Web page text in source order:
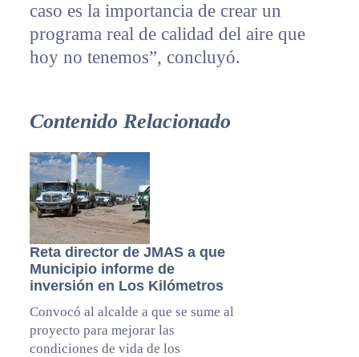
caso es la importancia de crear un
programa real de calidad del aire que
hoy no tenemos”, concluyó.
Contenido Relacionado
Reta director de JMAS a que
Municipio informe de
inversión en Los Kilómetros
Convocó al alcalde a que se sume al
proyecto para mejorar las
condiciones de vida de los